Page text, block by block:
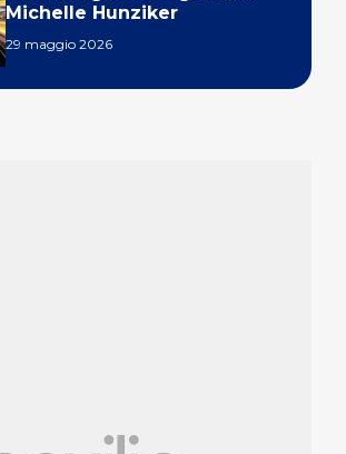
Michelle Hunziker
29 maggio 2026